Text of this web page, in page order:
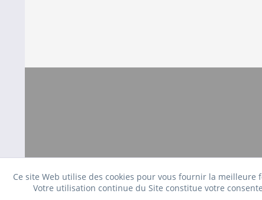
Ce site Web utilise des cookies pour vous fournir la
Votre utilisation continue du Site constitue votre